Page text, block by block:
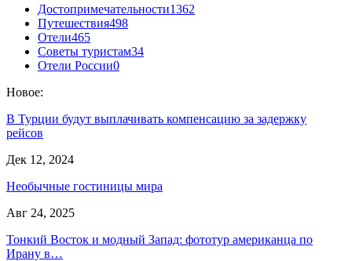
Достопримечательности1362
Путешествия498
Отели465
Советы туристам34
Отели России0
Новое:
В Турции будут выплачивать компенсацию за задержку
рейсов
Дек 12, 2024
Необычные гостиницы мира
Авг 24, 2025
Тонкий Восток и модный Запад: фототур американца по
Ирану в…